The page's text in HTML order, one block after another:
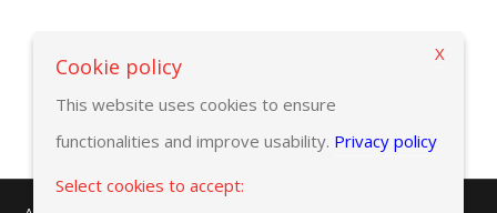
Vuelve a la página criterios de búsqueda
Cookie policy
This website uses cookies to ensure
functionalities and improve usability. Privacy policy
Select cookies to accept:
X